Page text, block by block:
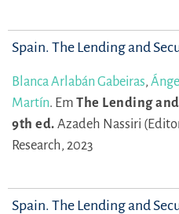
Spain. The Lending and
Blanca Arlabán Gabeiras,
Martín. Em The Lending
9th ed. Azadeh Nassiri
Research, 2023
Spain. The Lending and